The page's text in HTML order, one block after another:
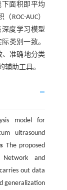
下面积即平均
ROC-AUC）
深度学习模型
类别一致。
准确地分类
辅助工具。
model for
ultrasound
The proposed
and
out data
generalization